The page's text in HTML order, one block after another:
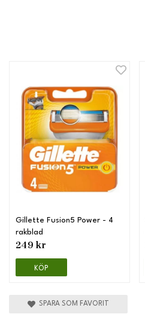
Gillette Fusion5 Power - 4
rakblad
249 kr
KÖP
SPARA SOM FAVORIT